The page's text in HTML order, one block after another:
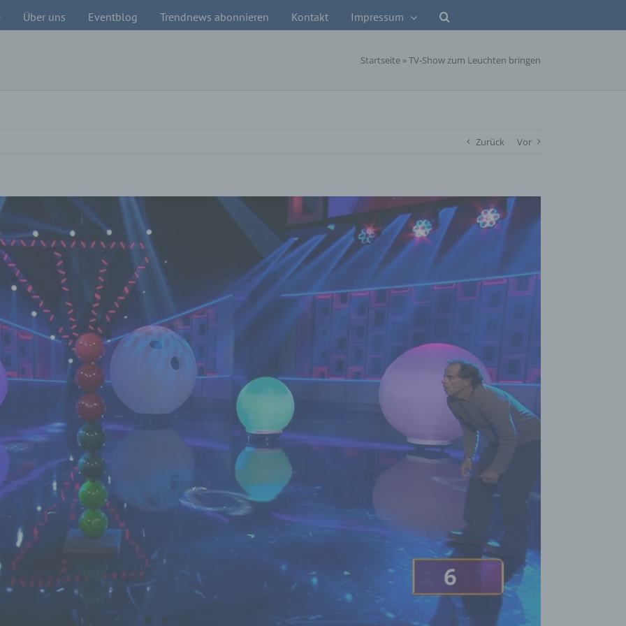
Über uns Eventblog Trendnews abonnieren Kontakt Impressum
Startseite »TV-Show zum Leuchten bringen
Zurück Vor